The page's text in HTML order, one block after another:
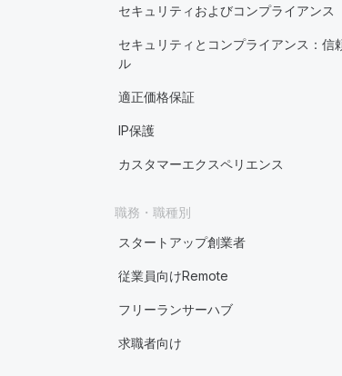
セキュリティおよびコンプライアンス
セキュリティとコンプライアンス：信
ル
適正価格保証
IP保護
カスタマーエクスペリエンス
職務・職種別
スタートアップ創業者
従業員向けRemote
フリーランサーハブ
求職者向け